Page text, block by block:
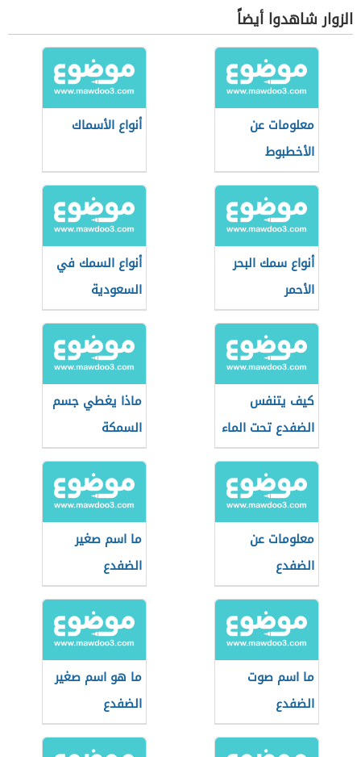
الزوار شاهدوا أيضاً
معلومات عن
الأخطبوط
أنواع الأسماك
أنواع سمك البحر
الأحمر
أنواع السمك في
السعودية
كيف يتنفس
الضفدع تحت الماء
ماذا يغطي جسم
السمكة
معلومات عن
الضفدع
ما اسم صغير
الضفدع
ما اسم صوت
الضفدع
ما هو اسم صغير
الضفدع